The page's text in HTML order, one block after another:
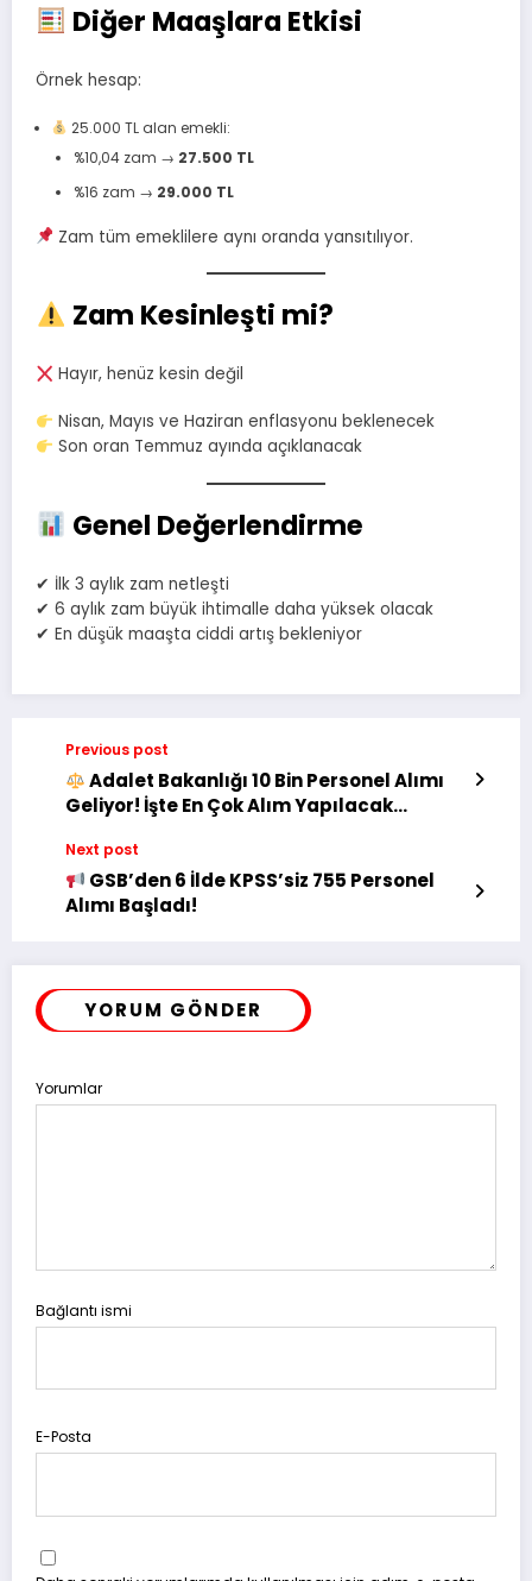
Diğer Maaşlara Etkisi
Örnek hesap:
25.000 TL alan emekli:
%10,04 zam → 27.500 TL
%16 zam → 29.000 TL
Zam tüm emeklilere aynı oranda yansıtılıyor.
Zam Kesinleşti mi?
Hayır, henüz kesin değil
Nisan, Mayıs ve Haziran enflasyonu beklenecek
Son oran Temmuz ayında açıklanacak
Genel Değerlendirme
✔ İlk 3 aylık zam netleşti
✔ 6 aylık zam büyük ihtimalle daha yüksek olacak
✔ En düşük maaşta ciddi artış bekleniyor
Previous post
Adalet Bakanlığı 10 Bin Personel Alımı
Geliyor! İşte En Çok Alım Yapılacak
Next post
GSB’den 6 İlde KPSS’siz 755 Personel
Alımı Başladı!
YORUM GÖNDER
Yorumlar
Bağlantı ismi
E-Posta